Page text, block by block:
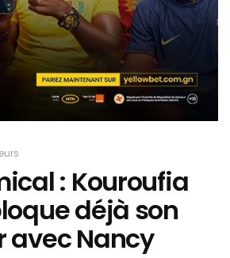
: Kouroufia
déjà son
avec Nancy